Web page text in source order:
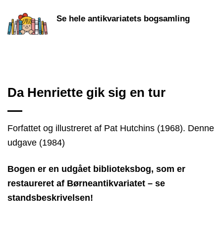
Se hele antikvariatets bogsamling
Da Henriette gik sig en tur
Forfattet og illustreret af Pat Hutchins (1968). Denne
udgave (1984)
Bogen er en udgået biblioteksbog, som er
restaureret af Børneantikvariatet – se
standsbeskrivelsen!